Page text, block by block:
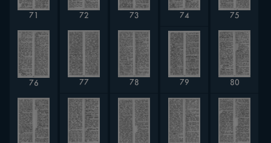
71 72 73 74 75
76 77 78 79 80